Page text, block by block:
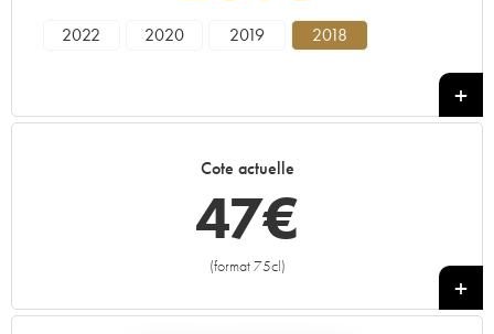
2022 2020 2019 2018
Cote actuelle
47€
(format 75cl)
+